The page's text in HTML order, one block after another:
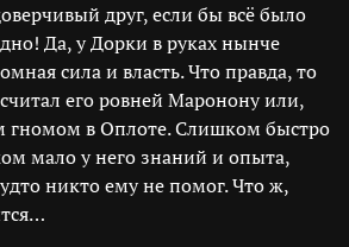
друг, если бы всё было
Да, у Дорки в руках нынче
сила и власть. Что правда, то
его ровней Маронону или,
гномом в Оплоте. Слишком быстро
мало у него знаний и опыта,
никто ему не помог. Что ж,